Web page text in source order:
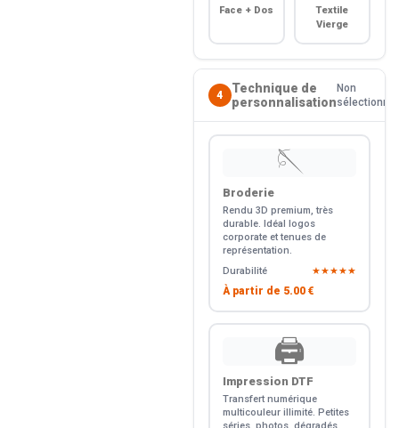
Face + Dos
Textile
Vierge
4
Technique de
personnalisation
Non
sélectionné
🪡
Broderie
Rendu 3D premium, très
durable. Idéal logos
corporate et tenues de
représentation.
Durabilité
★★★★★
À partir de 5.00 €
🖨️
Impression DTF
Transfert numérique
multicouleur illimité. Petites
séries, photos, dégradés.